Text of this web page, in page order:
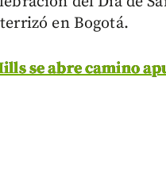
en Bogotá.
se abre camino